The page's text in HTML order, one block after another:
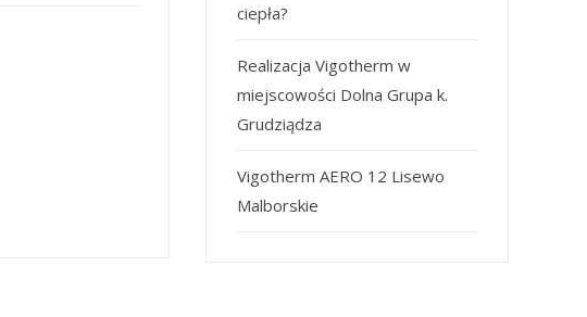
ciepła?
Realizacja Vigotherm w
miejscowości Dolna Grupa k.
Grudziądza
Vigotherm AERO 12 Lisewo
Malborskie